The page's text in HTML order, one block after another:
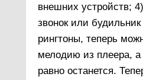
внешних устройств;
звонок или
рингтоны, теперь
мелодию из плеера, а
равно останется.